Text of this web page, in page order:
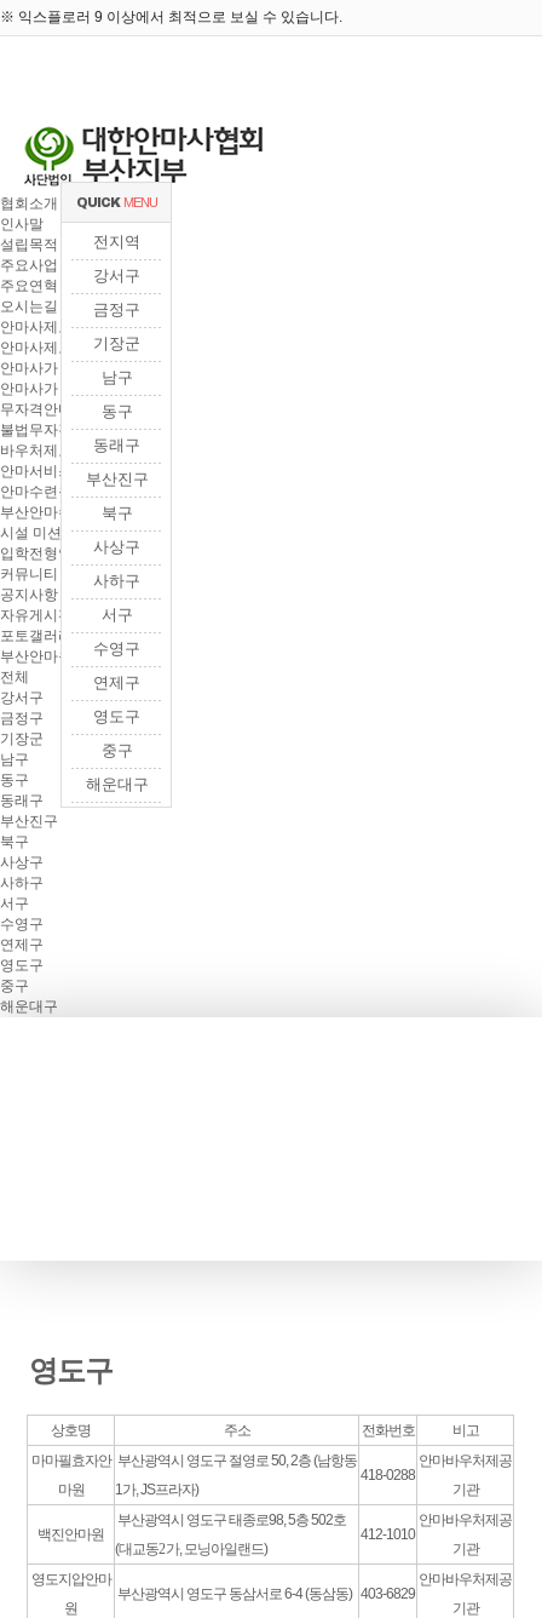
※ 익스플로러 9 이상에서 최적으로 보실 수 있습니다.
협회소개
인사말
설립목적
주요사업
주요연혁
오시는길
안마사제도
안마사제도란
안마사가 하는 일
안마사가 되는 과정
무자격안마행위
불법무자격 안마행위란
바우처제도
안마서비스바우처제도
안마수련원소개
부산안마수련원소개
시설 미션 비전
입학전형안내
커뮤니티
공지사항
자유게시판
포토갤러리
부산안마원 소개
전체
강서구
금정구
기장군
남구
동구
동래구
부산진구
북구
사상구
사하구
서구
수영구
연제구
영도구
중구
해운대구
영도구
상호명 주소 전화번호
비고
마마필효자안
마원
부산광역시 영도구 절영로 50, 2층 (남항동
1가, JS프라자)
418-0288
안마바우처제공
기관
백진안마원
부산광역시 영도구 태종로98, 5층 502호
(대교동2가,모닝아일랜드)
412-1010
안마바우처제공
기관
영도지압안마
원
부산광역시 영도구 동삼서로 6-4 (동삼동) 403-6829
안마바우처제공
기관
QUICK MENU
전지역
강서구
금정구
기장군
남구
동구
동래구
부산진구
북구
사상구
사하구
서구
수영구
연제구
영도구
중구
해운대구